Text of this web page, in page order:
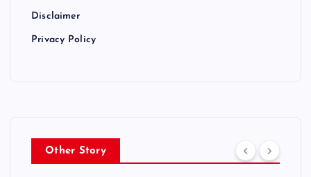
Disclaimer
Privacy Policy
Other Story